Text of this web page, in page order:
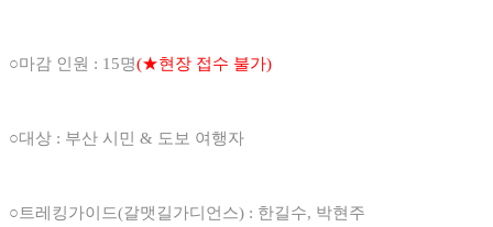
○마감 인원 : 15명(★현장 접수 불가)
○대상 : 부산 시민 & 도보 여행자
○트레킹가이드(갈맷길가디언스) : 한길수, 박현주